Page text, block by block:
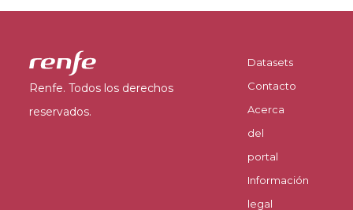
Renfe. Todos los derechos
reservados.
Datasets
Contacto
Acerca
del
portal
Información
legal